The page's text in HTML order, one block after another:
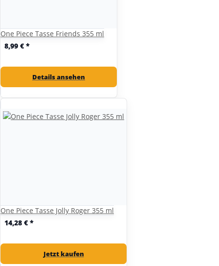
One Piece Tasse Friends 355 ml
8,99 € *
Details ansehen
One Piece Tasse Jolly Roger 355 ml
14,28 € *
Jetzt kaufen